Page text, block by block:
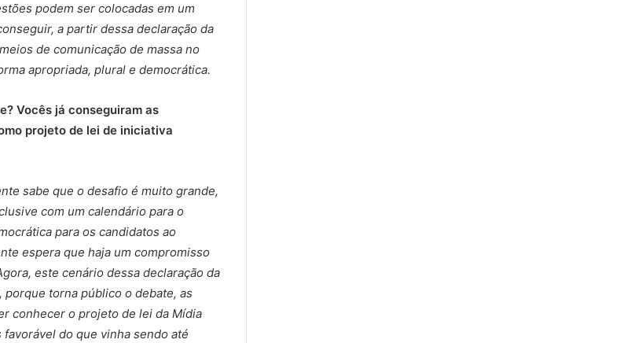
podem ser colocadas em um
a partir dessa declaração da
de comunicação de massa no
apropriada, plural e democrática.
Vocês já conseguiram as
projeto de lei de iniciativa
sabe que o desafio é muito grande,
com um calendário para o
para os candidatos ao
espera que haja um compromisso
este cenário dessa declaração da
porque torna público o debate, as
conhecer o projeto de lei da Mídia
do que vinha sendo até